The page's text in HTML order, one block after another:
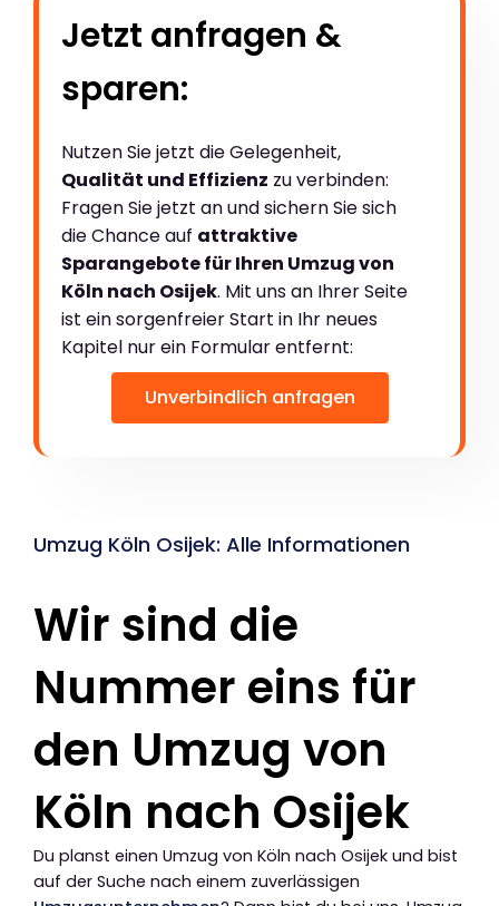
Jetzt anfragen &
sparen:
Nutzen Sie jetzt die Gelegenheit,
Qualität und Effizienz zu verbinden:
Fragen Sie jetzt an und sichern Sie sich
die Chance auf attraktive
Sparangebote für Ihren Umzug von
Köln nach Osijek. Mit uns an Ihrer Seite
ist ein sorgenfreier Start in Ihr neues
Kapitel nur ein Formular entfernt:
Unverbindlich anfragen
Umzug Köln Osijek: Alle Informationen
Wir sind die
Nummer eins für
den Umzug von
Köln nach Osijek
Du planst einen Umzug von Köln nach Osijek und bist
auf der Suche nach einem zuverlässigen